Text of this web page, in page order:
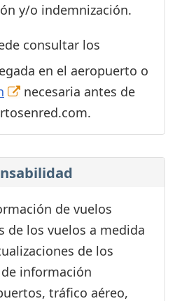
y/o indemnización.
consultar los
en el aeropuerto o
necesaria antes de
de vuelos
de los vuelos a medida
de los
información
tráfico aéreo,